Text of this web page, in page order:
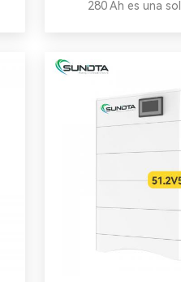
280 Ah es una